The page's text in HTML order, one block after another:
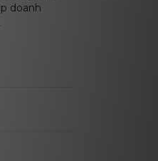
doanh